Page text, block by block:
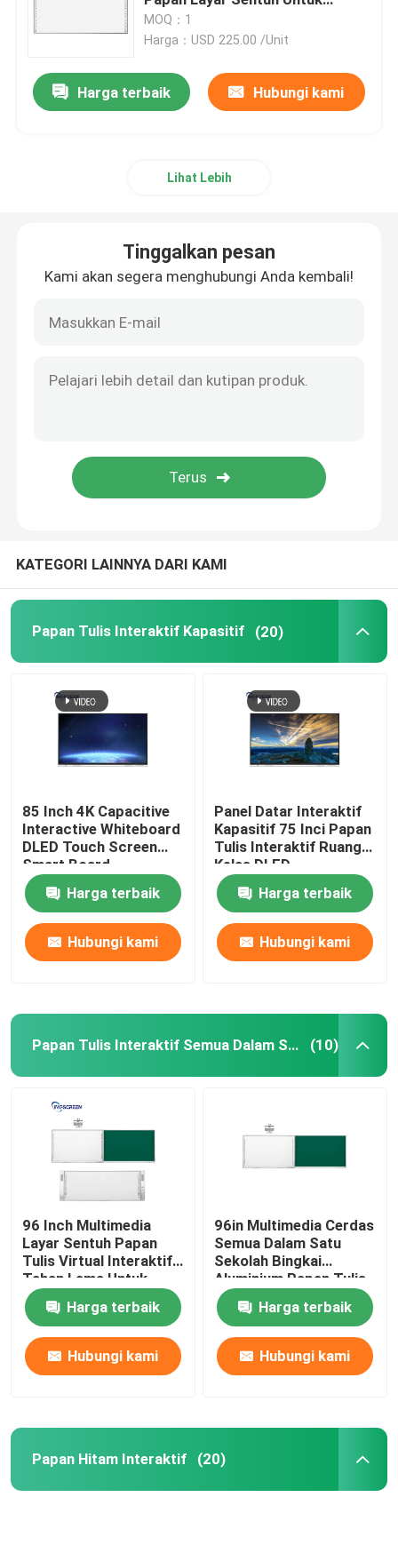
Papan tulis Interaktif IR
Papan Hitam Interaktif
Kios papan nama digital
PC OPS cerdas
Stand Papan Tulis Interaktif
Pemindai kamera dokumen
Sekolah
MOQ：1
Harga：USD 225.00 /Unit
Harga terbaik Hubungi kami
Lihat Lebih
Tinggalkan pesan
Kami akan segera menghubungi Anda kembali!
KATEGORI LAINNYA DARI KAMI
Papan Tulis Interaktif Kapasitif (20)
85 Inch 4K Capacitive
Interactive Whiteboard
DLED Touch Screen
Smart Board
Harga terbaik
Hubungi kami
Panel Datar Interaktif
Kapasitif 75 Inci Papan
Tulis Interaktif Ruang
Kelas DLED
Harga terbaik
Hubungi kami
Papan Tulis Interaktif Semua Dalam Satu (10)
96 Inch Multimedia
Layar Sentuh Papan
Tulis Virtual Interaktif
Tahan Lama Untuk
Pengajaran Online
Harga terbaik
Hubungi kami
96in Multimedia Cerdas
Semua Dalam Satu
Sekolah Bingkai
Aluminium Papan Tulis
Interaktif
Harga terbaik
Hubungi kami
Papan Hitam Interaktif (20)